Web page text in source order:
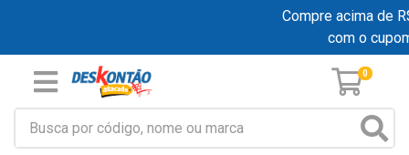
Compre acima de
com o
0